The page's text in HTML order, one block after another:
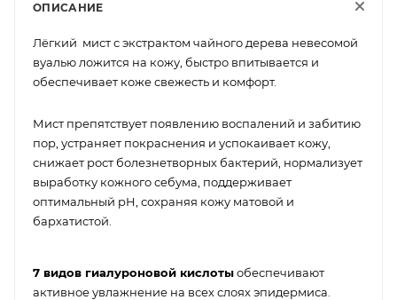
ОПИСАНИЕ
Лёгкий мист с экстрактом чайного дерева невесомой
вуалью ложится на кожу, быстро впитывается и
обеспечивает коже свежесть и комфорт.
Мист препятствует появлению воспалений и забитию
пор, устраняет покраснения и успокаивает кожу,
снижает рост болезнетворных бактерий, нормализует
выработку кожного себума, поддерживает
оптимальный pH, сохраняя кожу матовой и
бархатистой.
7 видов гиалуроновой кислотыобеспечивают
активное увлажнение на всех слоях эпидермиса.